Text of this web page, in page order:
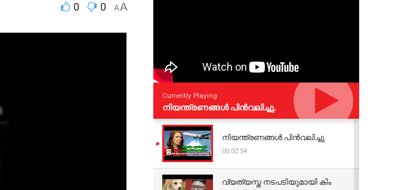
0 0 AA
Currently Playing
നിയന്ത്രണങ്ങള്‍ പിന്‍വലിച്ചു.
നിയന്ത്രണങ്ങള്‍ പിന്‍വലിച്ചു.
00:02:54
വ്യത്യസ്ത നടപടിയുമായി കിം